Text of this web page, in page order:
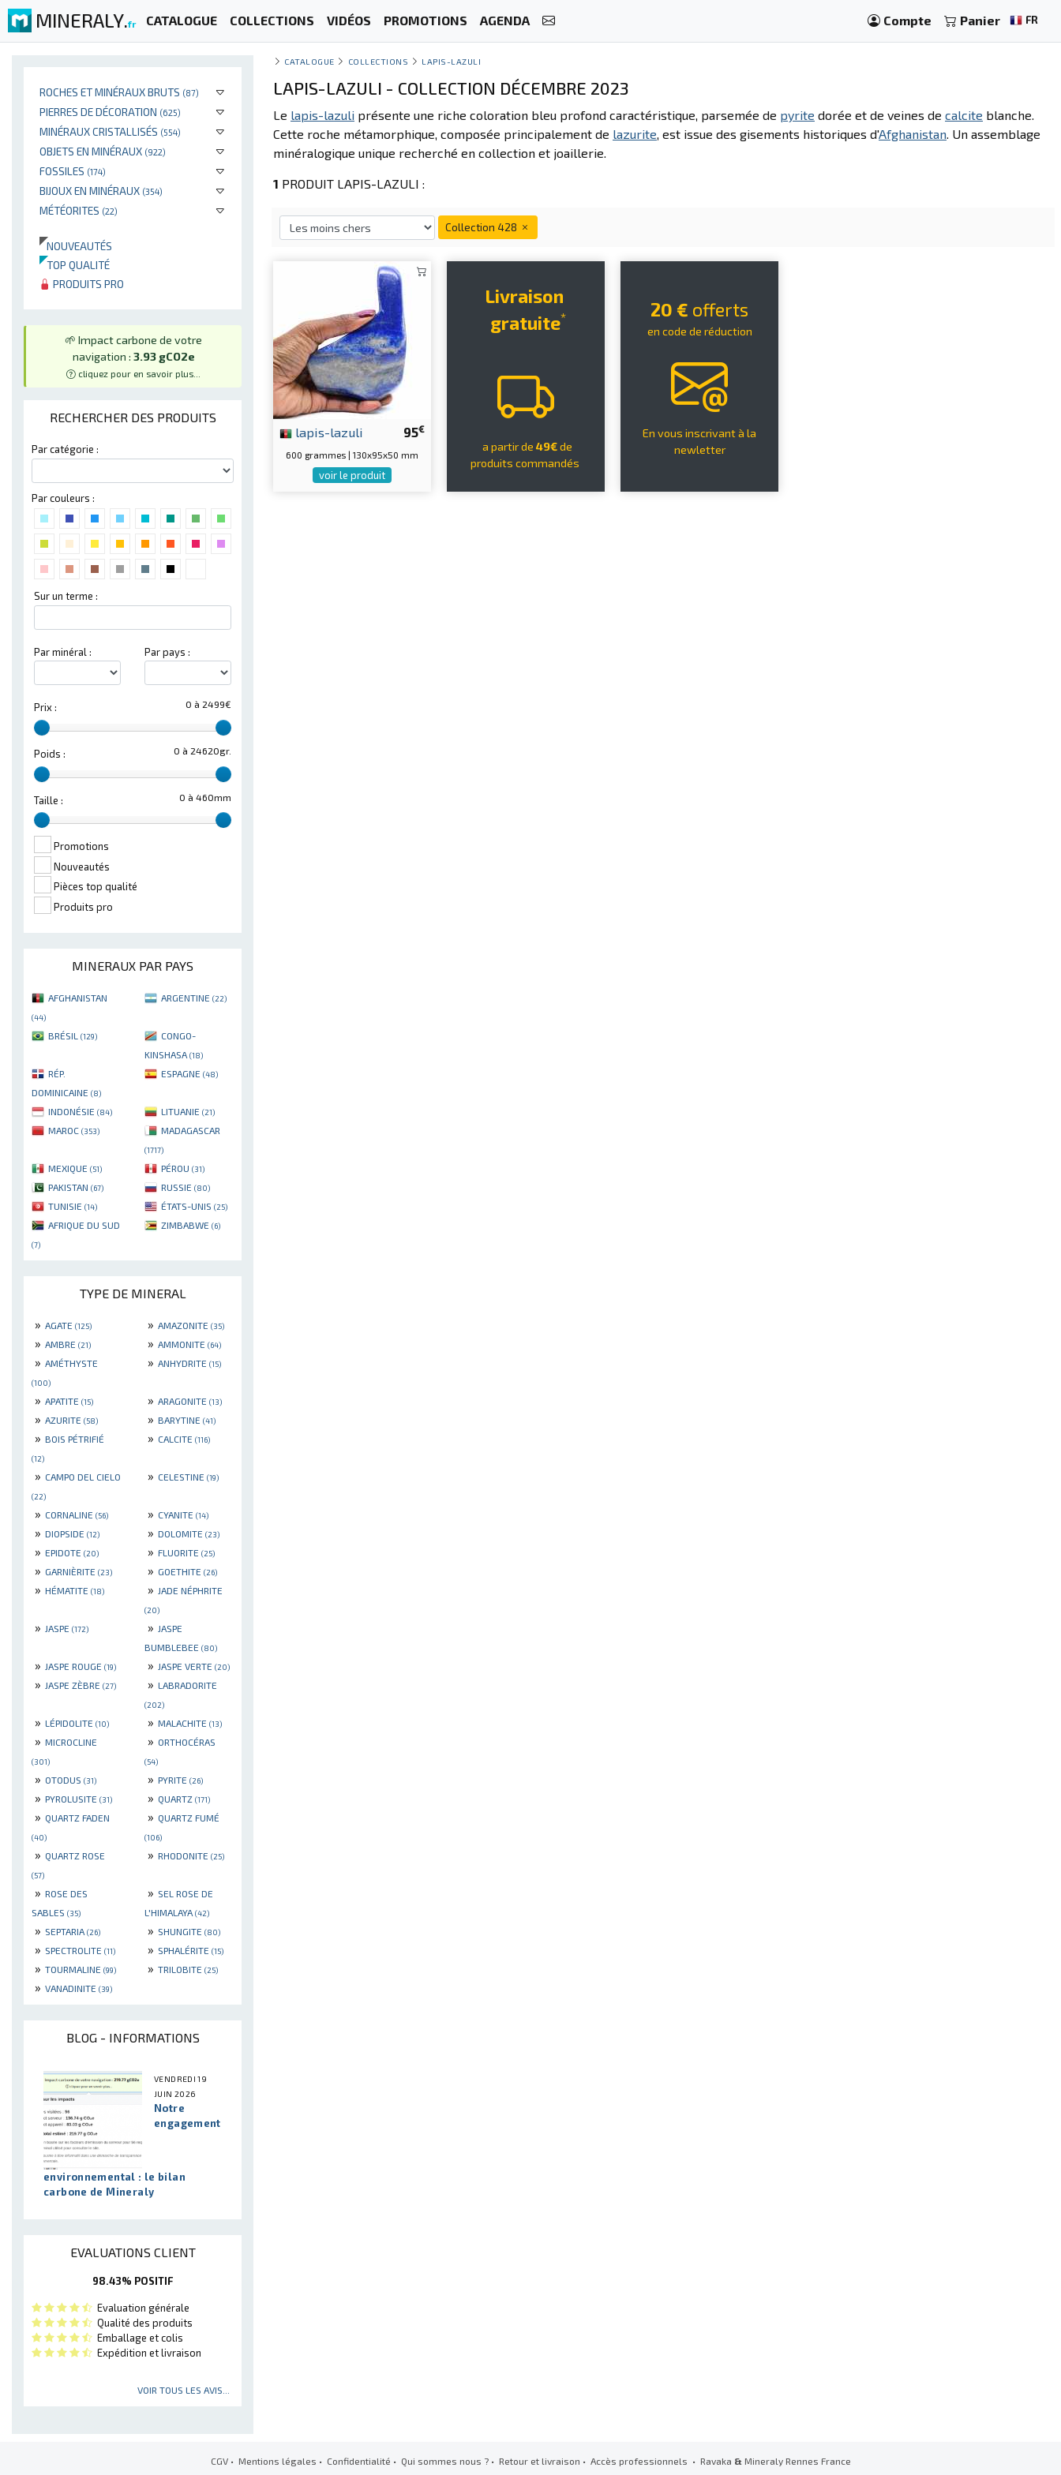
MINERALY.fr CATALOGUE COLLECTIONS VIDÉOS PROMOTIONS AGENDA Compte Panier FR
ROCHES ET MINÉRAUX BRUTS (87)
PIERRES DE DÉCORATION (625)
MINÉRAUX CRISTALLISÉS (554)
OBJETS EN MINÉRAUX (922)
FOSSILES (174)
BIJOUX EN MINÉRAUX (354)
MÉTÉORITES (22)
NOUVEAUTÉS
TOP QUALITÉ
PRODUITS PRO
🌱 Impact carbone de votre
navigation : 3.93 gCO2e
cliquez pour en savoir plus...
RECHERCHER DES PRODUITS
Par catégorie :
Par couleurs :
Sur un terme :
Par minéral : Par pays :
0 à 2499€
Prix :
0 à 24620gr.
Poids :
0 à 460mm
Taille :
Promotions
Nouveautés
Pièces top qualité
Produits pro
MINERAUX PAR PAYS
AFGHANISTAN
(44)
ARGENTINE (22)
BRÉSIL (129)
CONGO-
KINSHASA (18)
RÉP.
DOMINICAINE (8)
ESPAGNE (48)
INDONÉSIE (84) LITUANIE (21)
MAROC (353) MADAGASCAR
(1717)
MEXIQUE (51) PÉROU (31)
PAKISTAN (67) RUSSIE (80)
TUNISIE (14) ÉTATS-UNIS (25)
AFRIQUE DU SUD
(7)
ZIMBABWE (6)
TYPE DE MINERAL
» AGATE (125) » AMAZONITE (35)
» AMBRE (21) » AMMONITE (64)
» AMÉTHYSTE
(100)
» ANHYDRITE (15)
» APATITE (15) » ARAGONITE (13)
» AZURITE (58) » BARYTINE (41)
» BOIS PÉTRIFIÉ
(12)
» CALCITE (116)
» CAMPO DEL CIELO
(22)
» CELESTINE (19)
» CORNALINE (56) » CYANITE (14)
» DIOPSIDE (12) » DOLOMITE (23)
» EPIDOTE (20) » FLUORITE (25)
» GARNIÈRITE (23) » GOETHITE (26)
» HÉMATITE (18) » JADE NÉPHRITE
(20)
» JASPE (172) » JASPE
BUMBLEBEE (80)
» JASPE ROUGE (19) » JASPE VERTE (20)
» JASPE ZÈBRE (27) » LABRADORITE
(202)
» LÉPIDOLITE (10) » MALACHITE (13)
» MICROCLINE
(301)
» ORTHOCÉRAS
(54)
» OTODUS (31) » PYRITE (26)
» PYROLUSITE (31) » QUARTZ (171)
» QUARTZ FADEN
(40)
» QUARTZ FUMÉ
(106)
» QUARTZ ROSE
(57)
» RHODONITE (25)
» ROSE DES
SABLES (35)
» SEL ROSE DE
L'HIMALAYA (42)
» SEPTARIA (26) » SHUNGITE (80)
» SPECTROLITE (11) » SPHALÉRITE (15)
» TOURMALINE (99) » TRILOBITE (25)
» VANADINITE (39)
BLOG - INFORMATIONS
VENDREDI 19
JUIN 2026
Notre
engagement
environnemental : le bilan
carbone de Mineraly
EVALUATIONS CLIENT
98.43% POSITIF
Evaluation générale
Qualité des produits
Emballage et colis
Expédition et livraison
VOIR TOUS LES AVIS...
CATALOGUE COLLECTIONS LAPIS-LAZULI
LAPIS-LAZULI - COLLECTION DÉCEMBRE 2023
Le lapis-lazuli présente une riche coloration bleu profond caractéristique, parsemée de pyrite dorée et de veines de calcite blanche.
Cette roche métamorphique, composée principalement de lazurite, est issue des gisements historiques d'Afghanistan. Un assemblage
minéralogique unique recherché en collection et joaillerie.
1 PRODUIT LAPIS-LAZULI :
Collection 428
95€
lapis-lazuli
600 grammes | 130x95x50 mm
voir le produit
Livraison
gratuite*
a partir de 49€de
produits commandés
20 € offerts
en code de réduction
En vous inscrivant à la
newletter
CGV• Mentions légales • Confidentialité • Qui sommes nous ?• Retour et livraison • Accès professionnels • Ravaka & Mineraly Rennes France